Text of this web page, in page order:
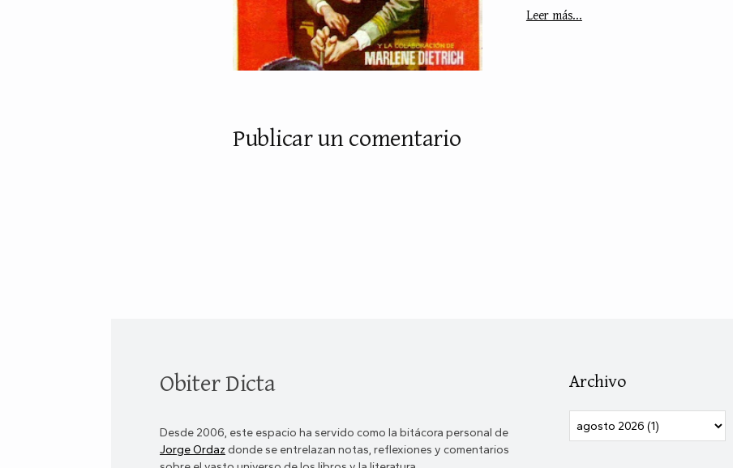
Leer más...
Publicar un comentario
Obiter Dicta
Desde 2006, este espacio ha servido como la bitácora personal de
Jorge Ordaz donde se entrelazan notas, reflexiones y comentarios
Archivo